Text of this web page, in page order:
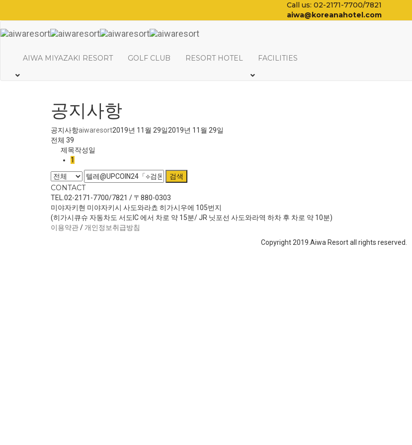
Call us: 02-2171-7700/7821
aiwa@koreanahotel.com
AIWA MIYAZAKI RESORT GOLF CLUB RESORT HOTEL FACILITIES
공지사항
공지사항aiwaresort2019년 11월 29일2019년 11월 29일
전체 39
제목작성일
1
검색
CONTACT
TEL.02-2171-7700/7821 / 〒880-0303
미야자키현 미야자키시 사도와라쵸 히가시우에 105번지
(히가시큐슈 자동차도 서도IC 에서 차로 약 15분/ JR 닛포선 사도와라역 하차 후 차로 약 10분)
이용약관/ 개인정보취급방침
Copyright 2019.Aiwa Resort all rights reserved.